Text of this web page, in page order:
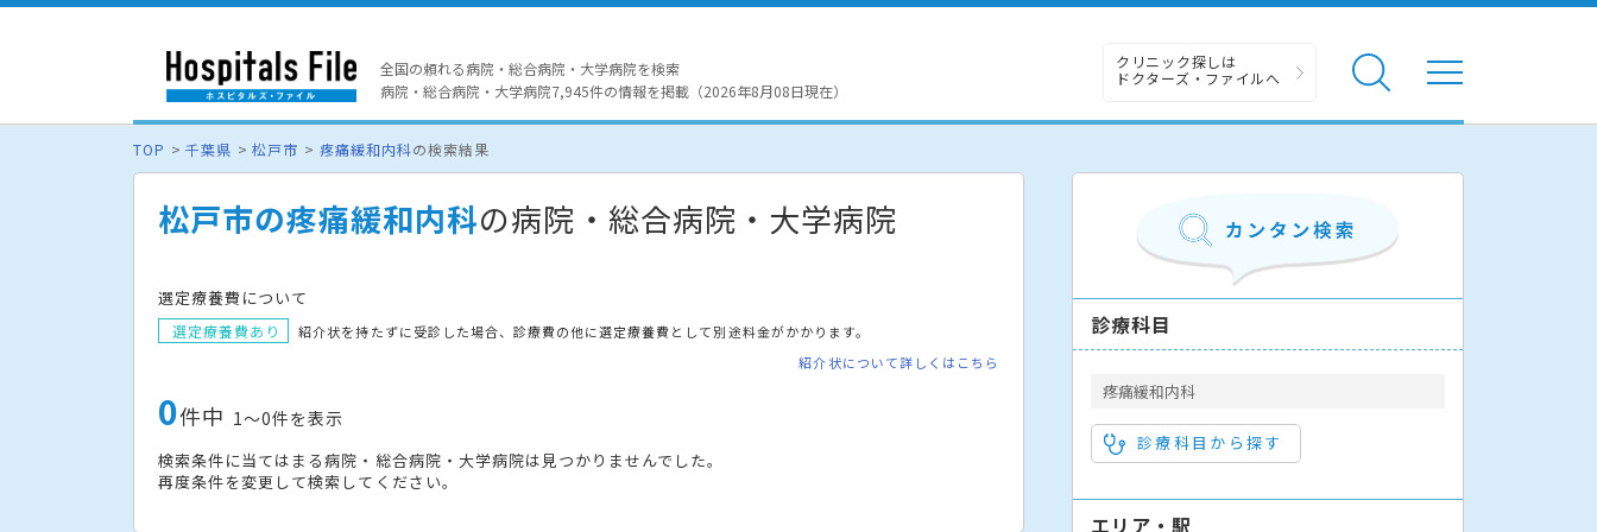
全国の頼れる病院・総合病院・大学病院を検索
病院・総合病院・大学病院7,945件の情報を掲載（2026年8月08日現在）
クリニック探しは
ドクターズ・ファイルへ
TOP 千葉県 松戸市 疼痛緩和内科の検索結果
松戸市の疼痛緩和内科の病院・総合病院・大学病院
選定療養費について
選定療養費あり
紹介状を持たずに受診した場合、診療費の他に選定療養費として別途料金がかかります。
紹介状について詳しくはこちら
0件中 1〜0件を表示
検索条件に当てはまる病院・総合病院・大学病院は見つかりませんでした。
再度条件を変更して検索してください。
診療科目
疼痛緩和内科
診療科目から探す
エリア・駅